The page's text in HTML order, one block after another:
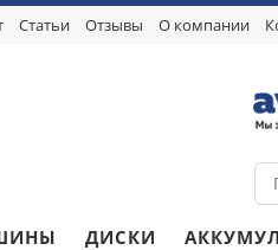
Статьи Отзывы О компании
ДИСКИ